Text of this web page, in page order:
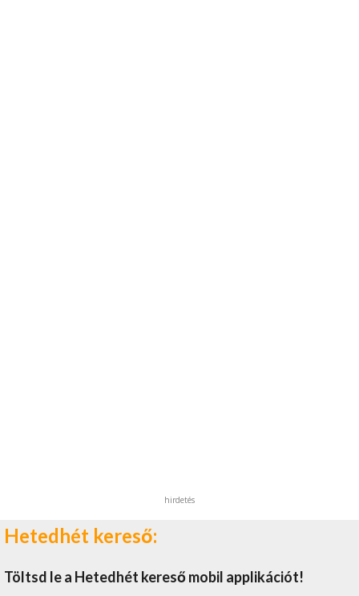
hirdetés
Hetedhét kereső:
Töltsd le a Hetedhét kereső mobil applikációt!